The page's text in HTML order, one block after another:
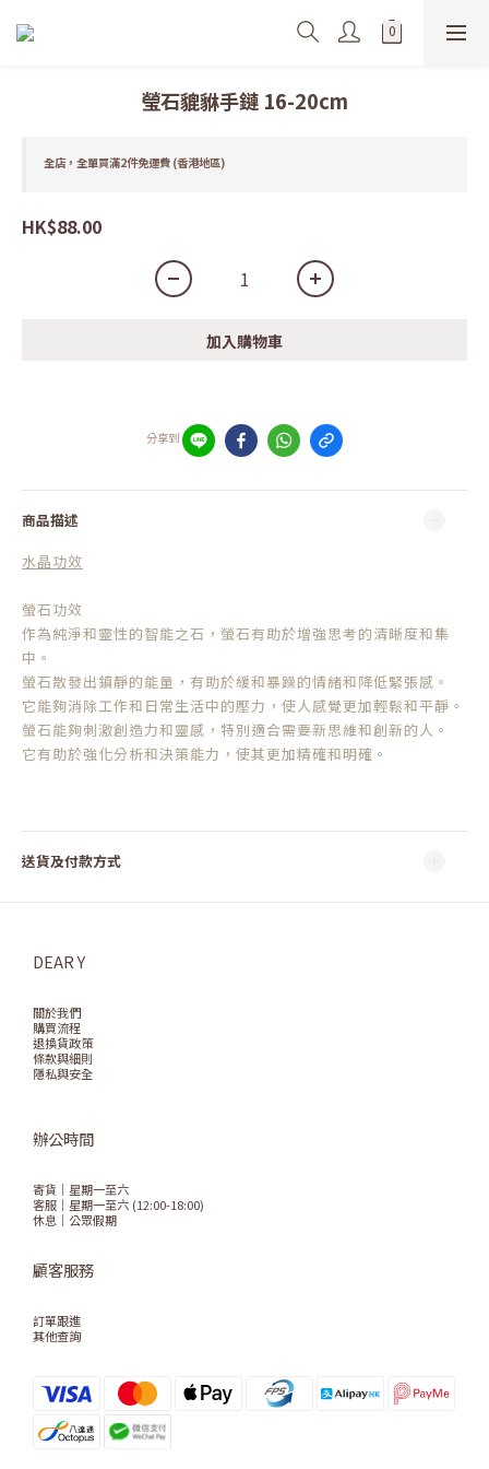
瑩石貔貅手鏈 16-20cm
全店，全單買滿2件免運費 (香港地區)
HK$88.00
加入購物車
分享到
商品描述
水晶功效
螢石功效
作為純淨和靈性的智能之石，螢石有助於增強思考的清晰度和集
中。
螢石散發出鎮靜的能量，有助於緩和暴躁的情緒和降低緊張感。
它能夠消除工作和日常生活中的壓力，使人感覺更加輕鬆和平靜。
螢石能夠刺激創造力和靈感，特別適合需要新思維和創新的人。
它有助於強化分析和決策能力，使其更加精確和明確。
送貨及付款方式
DEAR Y
關於我們
購買流程
退換貨政策
條款與細則
隱私與安全
辦公時間
寄貨｜星期一至六
客服｜星期一至六 (12:00-18:00)
休息｜公眾假期
顧客服務
訂單跟進
其他查詢